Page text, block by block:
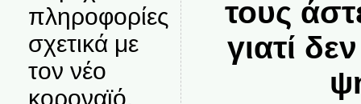
πληροφορίες
σχετικά με
τον νέο
κοροναϊό.
τους
γιατί